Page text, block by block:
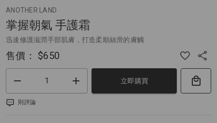
ANOTHER LAND
掌握朝氣 手護霜
迅速修護滋潤手部肌膚，打造柔順絲滑的膚觸
售價： $650
立即購買
則評論